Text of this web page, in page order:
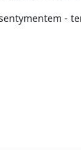
-